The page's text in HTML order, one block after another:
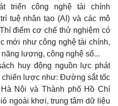
triển công nghệ tài chính
tuệ nhân tạo (AI) và các mô
điểm cơ chế thử nghiệm có
mới như công nghệ tài chính,
lượng, công nghệ số...
huy động nguồn lực phát
chiến lược như: Đường sắt tốc
Nội và Thành phố Hồ Chí
ngoài khơi, trung tâm dữ liệu